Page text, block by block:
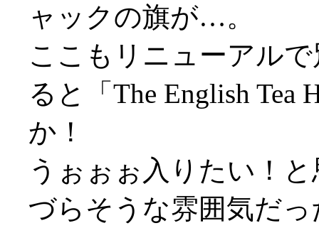
ャックの旗が…。
ここもリニューアル
ると「The English Tea
か！
うぉぉぉ入りたい！
づらそうな雰囲気だ